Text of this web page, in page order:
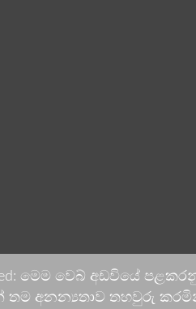
මෙම වෙබ් අඩවියේ
තම අනන්‍යතාව තහවුරු